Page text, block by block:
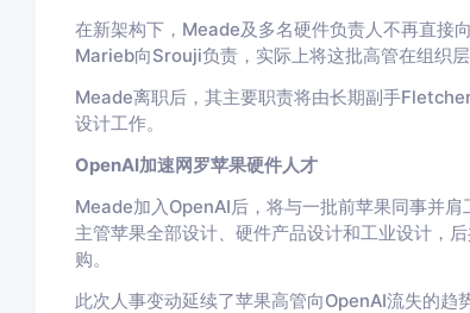
在新架构下，Meade及多名硬件负责人不再直接
Marieb向Srouji负责，实际上将这批高管在组织层
Meade离职后，其主要职责将由长期副手
设计工作。
OpenAI加速网罗苹果硬件人才
Meade加入OpenAI后，将与一批前苹果同事并
主管苹果全部设计、硬件产品设计和工业设计，
购。
此次人事变动延续了苹果高管向OpenAI流失的趋势